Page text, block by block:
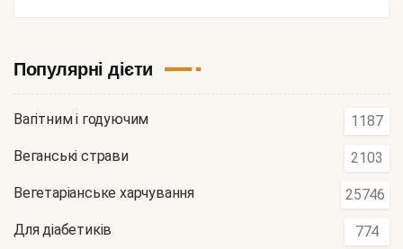
Популярні дієти
Вагітним і годуючим 1187
Веганські страви 2103
Вегетаріанське харчування 25746
Для діабетиків 774